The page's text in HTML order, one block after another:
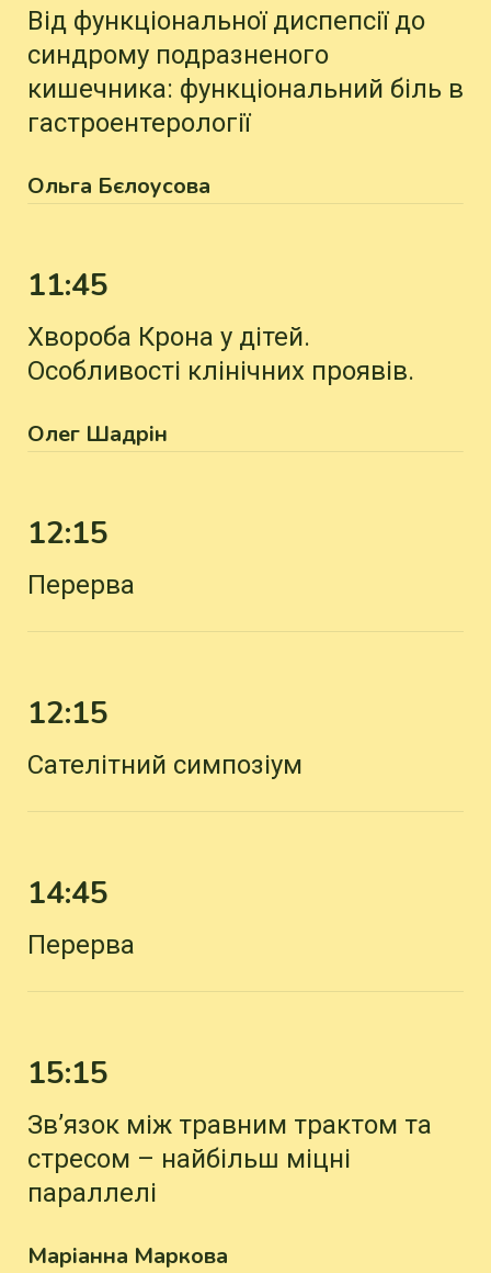
Від функціональної диспепсії до
синдрому подразненого
кишечника: функціональний біль в
гастроентерології
Ольга Бєлоусова
11:45
Хвороба Крона у дітей.
Особливості клінічних проявів.
Олег Шадрін
12:15
Перерва
12:15
Сателітний симпозіум
14:45
Перерва
15:15
Зв’язок між травним трактом та
стресом – найбільш міцні
параллелі
Маріанна Маркова